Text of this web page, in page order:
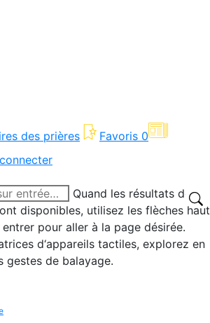
des prières Favoris 0
Quand les résultats de
disponibles, utilisez les flèches haut
pour aller à la page désirée.
d‘appareils tactiles, explorez en
gestes de balayage.